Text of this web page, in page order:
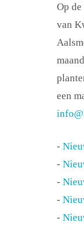
Op
van
een
-
-
-
-
-